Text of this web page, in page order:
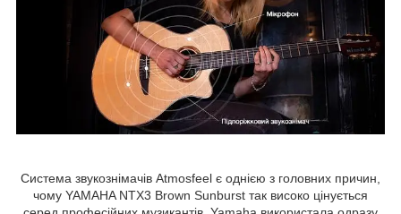
Система звукознімачів Atmosfeel є однією з головних причин,
чому YAMAHA NTX3 Brown Sunburst так високо цінується